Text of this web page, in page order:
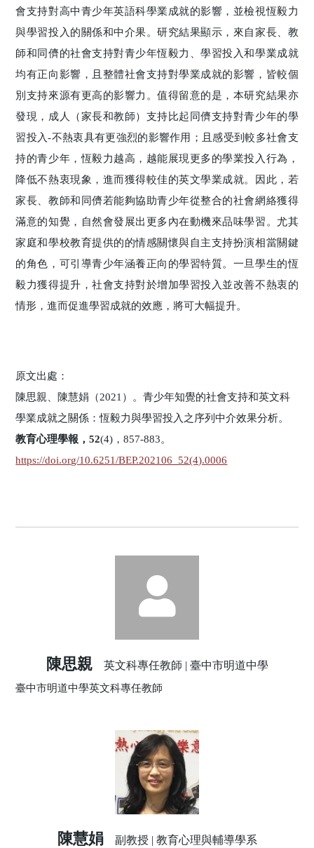
會支持對高中青少年英語科學業成就的影響，並檢視恆毅力
與學習投入的關係和中介果。研究結果顯示，來自家長、教
師和同儕的社會支持對青少年恆毅力、學習投入和學業成就
均有正向影響，且整體社會支持對學業成就的影響，皆較個
別支持來源有更高的影響力。值得留意的是，本研究結果亦
發現，成人（家長和教師）支持比起同儕支持對青少年的學
習投入-不熱衷具有更強烈的影響作用；且感受到較多社會支
持的青少年，恆毅力越高，越能展現更多的學業投入行為，
降低不熱衷現象，進而獲得較佳的英文學業成就。因此，若
家長、教師和同儕若能夠協助青少年從整合的社會網絡獲得
滿意的知覺，自然會發展出更多內在動機來品味學習。尤其
家庭和學校教育提供的的情感關懷與自主支持扮演相當關鍵
的角色，可引導青少年涵養正向的學習特質。一旦學生的恆
毅力獲得提升，社會支持對於增加學習投入並改善不熱衷的
情形，進而促進學習成就的效應，將可大幅提升。
原文出處：
陳思親、陳慧娟（2021）。青少年知覺的社會支持和英文科
學業成就之關係：恆毅力與學習投入之序列中介效果分析。
教育心理學報，52(4)，857-883。
https://doi.org/10.6251/BEP.202106_52(4).0006
陳思親 英文科專任教師 | 臺中市明道中學
臺中市明道中學英文科專任教師
陳慧娟 副教授 | 教育心理與輔導學系